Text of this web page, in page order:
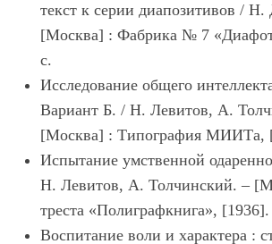
текст к серии диапозитивов /
[Москва] : Фабрика № 7
с.
Исследование общего
Вариант Б. / Н. Левитов, А.
[Москва] : Типография МИИТа,
Испытание умственной
Н. Левитов, А. Толчинский. –
треста «Полиграфкнига»,
Воспитание воли и характера :